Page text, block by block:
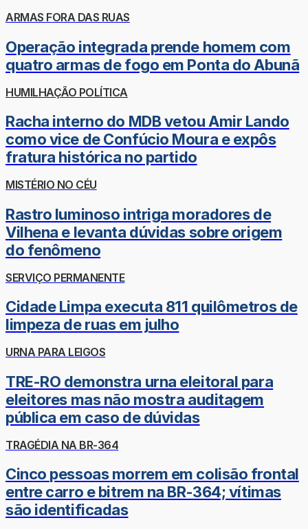
ARMAS FORA DAS RUAS
Operação integrada prende homem com
quatro armas de fogo em Ponta do Abunã
HUMILHAÇÃO POLÍTICA
Racha interno do MDB vetou Amir Lando
como vice de Confúcio Moura e expôs
fratura histórica no partido
MISTÉRIO NO CÉU
Rastro luminoso intriga moradores de
Vilhena e levanta dúvidas sobre origem
do fenômeno
SERVIÇO PERMANENTE
Cidade Limpa executa 811 quilômetros de
limpeza de ruas em julho
URNA PARA LEIGOS
TRE-RO demonstra urna eleitoral para
eleitores mas não mostra auditagem
pública em caso de dúvidas
TRAGÉDIA NA BR-364
Cinco pessoas morrem em colisão frontal
entre carro e bitrem na BR-364; vítimas
são identificadas